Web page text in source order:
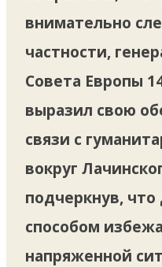
внимательно
частности,
Совета Европы
выразил свою
связи с
вокруг
подчеркнув, что
способом
напряженной